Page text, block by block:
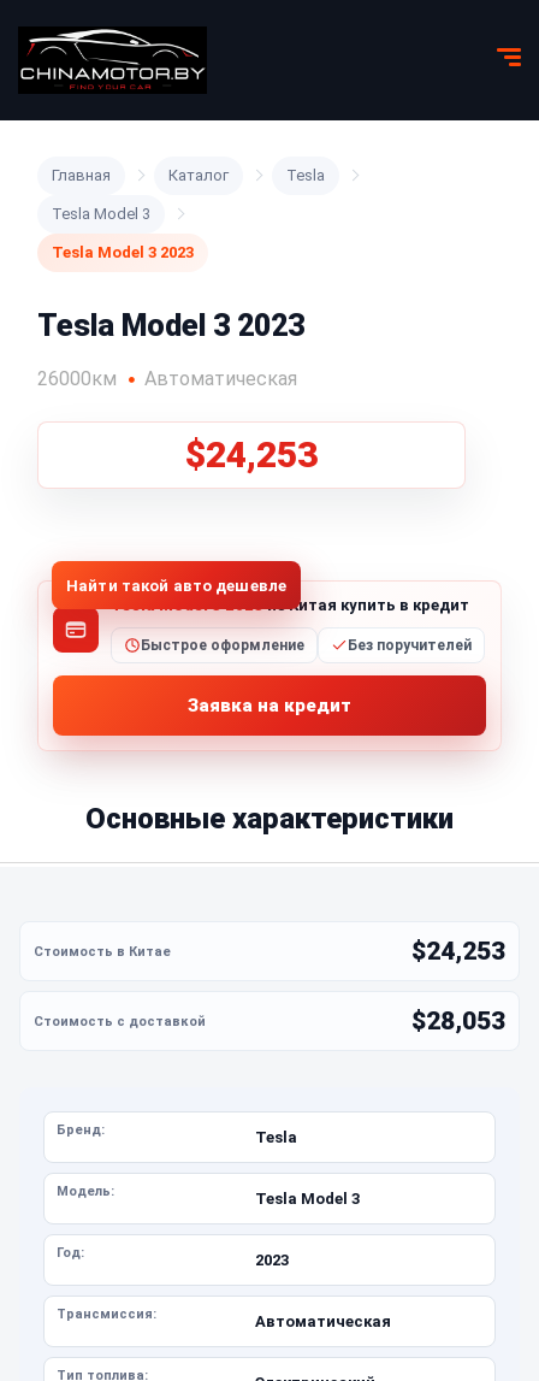
Главная Каталог Tesla
Tesla Model 3
Tesla Model 3 2023
Tesla Model 3 2023
26000км Автоматическая
$24,253
Найти такой авто дешевле
Tesla Model 3 2023из Китая купить в кредит
Быстрое оформление Без поручителей
Заявка на кредит
Основные характеристики
$24,253
$28,053
Бренд: Tesla
Модель: Tesla Model 3
Год: 2023
Трансмиссия: Автоматическая
Тип топлива: